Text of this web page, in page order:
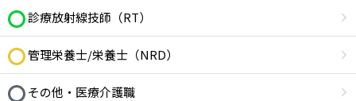
診療放射線技師（RT）
管理栄養士/栄養士（NRD）
その他・医療介護職